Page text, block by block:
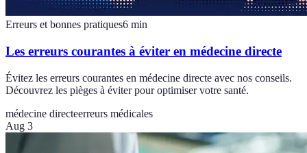
Erreurs et bonnes pratiques6 min
Les erreurs courantes à éviter en médecine directe
Évitez les erreurs courantes en médecine directe avec nos conseils.
Découvrez les pièges à éviter pour optimiser votre santé.
médecine directeerreurs médicales
Aug 3